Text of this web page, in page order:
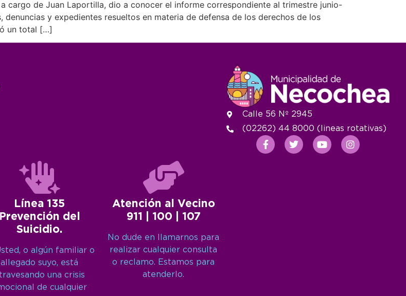
cargo de Juan Laportilla, dio a conocer el informe correspondiente al trimestre junio-
y expedientes resueltos en materia de defensa de los derechos de los
un total […]
Línea 135
Prevención del
Suicidio.
o algún familiar o
allegado suyo, está
una crisis
de cualquier
Atención al Vecino
911 | 100 | 107
No dude en llamarnos para
realizar cualquier consulta
o reclamo. Estamos para
atenderlo.
Calle 56 Nº 2945
(02262) 44 8000 (lineas rotativas)